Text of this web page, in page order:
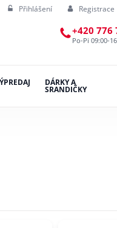
Přihlášení Registrace
+420 776
Po-Pi 09:00-
DÁRKY A
SRANDIČKY